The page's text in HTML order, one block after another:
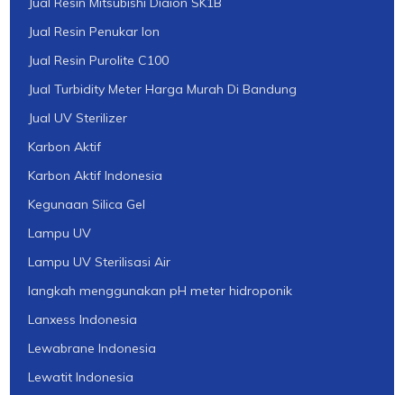
Jual Resin Penukar Ion
Jual Resin Purolite C100
Jual Turbidity Meter Harga Murah Di Bandung
Jual UV Sterilizer
Karbon Aktif
Karbon Aktif Indonesia
Kegunaan Silica Gel
Lampu UV
Lampu UV Sterilisasi Air
langkah menggunakan pH meter hidroponik
Lanxess Indonesia
Lewabrane Indonesia
Lewatit Indonesia